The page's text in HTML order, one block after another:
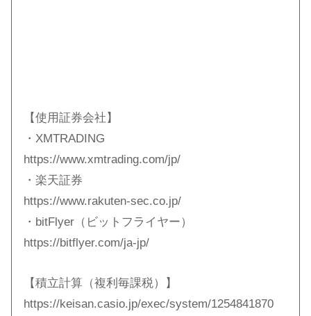
【使用証券会社】
・XMTRADING
https://www.xmtrading.com/jp/
・楽天証券
https://www.rakuten-sec.co.jp/
・bitFlyer（ビットフライヤー）
https://bitflyer.com/ja-jp/
【積立計算（複利毎課税）】
https://keisan.casio.jp/exec/system/1254841870